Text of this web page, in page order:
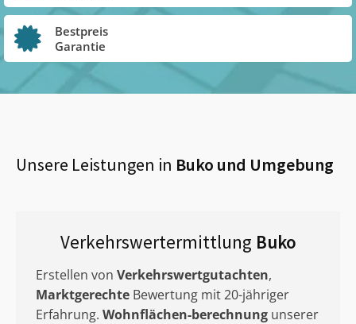
Bestpreis
Garantie
Unsere Leistungen in Buko und Umgebung
Verkehrswertermittlung Buko
Erstellen von Verkehrswertgutachten,
Marktgerechte Bewertung mit 20-jähriger
Erfahrung. Wohnflächen-berechnung unserer